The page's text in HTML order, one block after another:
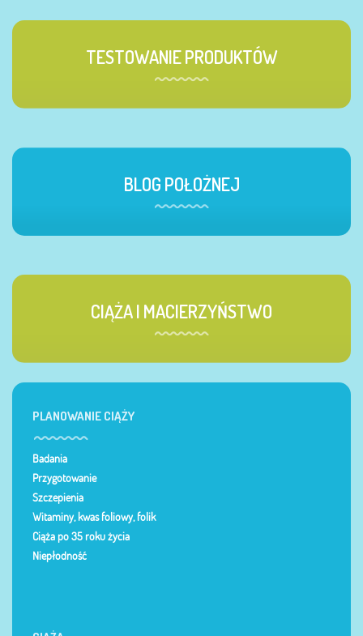
TESTOWANIE PRODUKTÓW
BLOG POŁOŻNEJ
CIĄŻA I MACIERZYŃSTWO
PLANOWANIE CIĄŻY
Badania
Przygotowanie
Szczepienia
Witaminy, kwas foliowy, folik
Ciąża po 35 roku życia
Niepłodność